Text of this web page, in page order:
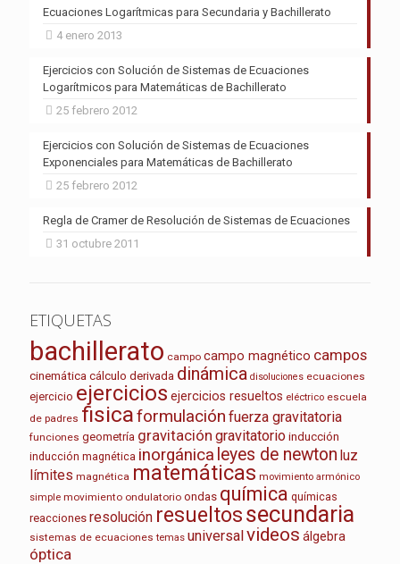
Ecuaciones Logarítmicas para Secundaria y Bachillerato
4 enero 2013
Ejercicios con Solución de Sistemas de Ecuaciones
Logarítmicos para Matemáticas de Bachillerato
25 febrero 2012
Ejercicios con Solución de Sistemas de Ecuaciones
Exponenciales para Matemáticas de Bachillerato
25 febrero 2012
Regla de Cramer de Resolución de Sistemas de Ecuaciones
31 octubre 2011
ETIQUETAS
bachillerato campo campo magnético campos
cinemática cálculo derivada dinámica disoluciones ecuaciones
ejercicio ejercicios ejercicios resueltos eléctrico escuela
de padres fisicaformulación fuerza gravitatoria
funciones geometría gravitación gravitatorio inducción
inducción magnética inorgánica leyes de newton luz
límites magnética matemáticas movimiento armónico
simple movimiento ondulatorio ondas química químicas
reacciones resolución resueltossecundaria
sistemas de ecuaciones temas universalvideos álgebra
óptica